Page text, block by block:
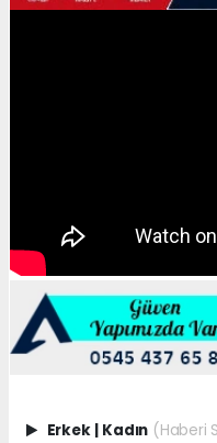
Erkek | Kadın (Haberi